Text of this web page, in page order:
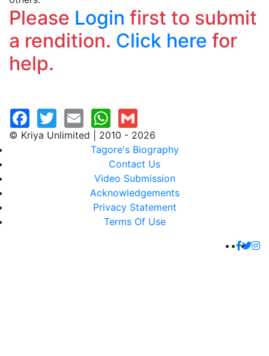
Please Login first to submit
a rendition. Click here for
help.
© Kriya Unlimited | 2010 - 2026
Tagore's Biography
Contact Us
Video Submission
Acknowledgements
Privacy Statement
Terms Of Use